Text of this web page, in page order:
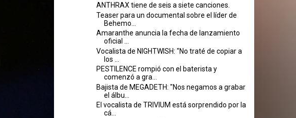
ANTHRAX tiene de seis a siete canciones.
Teaser para un documental sobre el líder de
Behemo...
Amaranthe anuncia la fecha de lanzamiento
oficial ...
Vocalista de NIGHTWISH: "No traté de copiar a
los ...
PESTILENCE rompió con el baterista y
comenzó a gra...
Bajista de MEGADETH: "Nos negamos a grabar
el álbu...
El vocalista de TRIVIUM está sorprendido por la
cá...